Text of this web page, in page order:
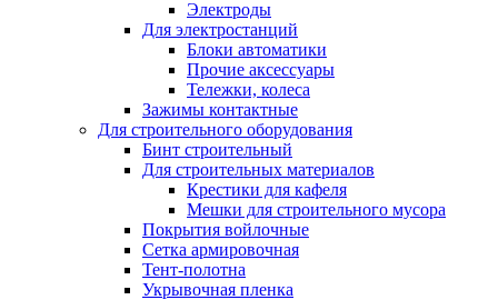
Электроды
Для электростанций
Блоки автоматики
Прочие аксессуары
Тележки, колеса
Зажимы контактные
Для строительного оборудования
Бинт строительный
Для строительных материалов
Крестики для кафеля
Мешки для строительного мусора
Покрытия войлочные
Сетка армировочная
Тент-полотна
Укрывочная пленка